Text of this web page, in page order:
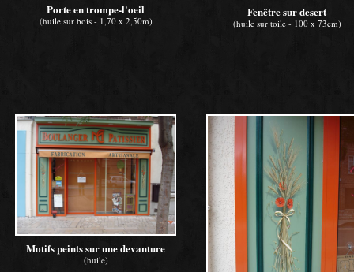
Porte en trompe-l'oeil
(huile sur bois - 1,70 x 2,50m)
Fenêtre sur desert
(huile sur toile - 100 x 73cm)
Motifs peints sur une devanture
(huile)